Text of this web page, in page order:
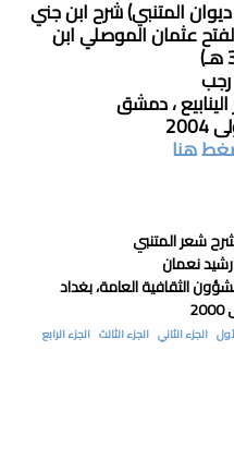
المتنبي) شرح ابن جني
عثمان الموصلي ابن
الينابيع ، دمشق
هنا
شعر المتنبي
نعمان
الثقافية العامة، بغداد
الجزء الثاني الجزء الثالث الجزء الرابع